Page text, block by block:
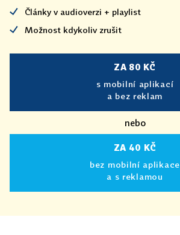
Články v audioverzi + playlist
Možnost kdykoliv zrušit
ZA 80 KČ
s mobilní aplikací
a bez reklam
nebo
ZA 40 KČ
bez mobilní aplikace
a s reklamou